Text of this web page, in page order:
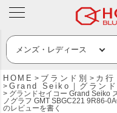
HOME ブランド別
カ行
Grand Seiko｜グランド
グランドセイコー Grand Seiko
ノグラフ GMT SBGC221 9R86-
のレビューを書く